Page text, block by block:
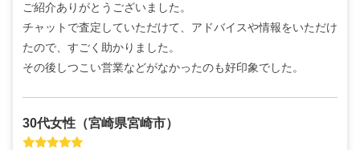
ご紹介ありがとうございました。
チャットで査定していただけて、アドバイスや情報をいただけ
たので、すごく助かりました。
その後しつこい営業などがなかったのも好印象でした。
30代女性 （宮崎県宮崎市）